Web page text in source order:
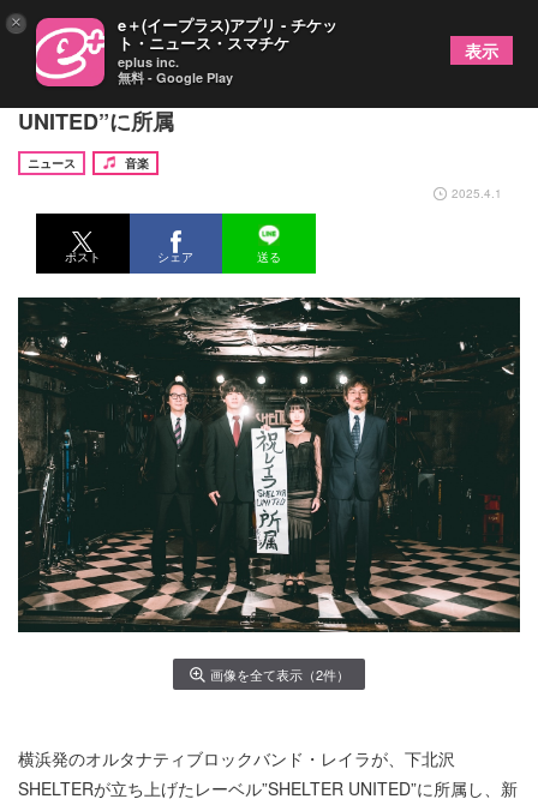
レイラ、下北沢SHELTERのレーベル“SHELTER
UNITED”に所属
ニュース
音楽
2025.4.1
ポスト シェア 送る
画像を全て表示（2件）
横浜発のオルタナティブロックバンド・レイラが、下北沢
SHELTERが立ち上げたレーベル”SHELTER UNITED”に所属し、新
× e＋(イープラス)アプリ - チケッ
ト・ニュース・スマチケ
eplus inc.
無料 - Google Play
表示